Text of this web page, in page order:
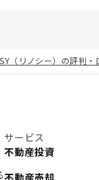
（リノシー）の評判・
サービス
不動産投資
不動産売却